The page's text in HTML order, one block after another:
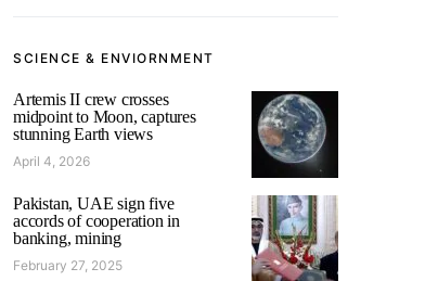
SCIENCE & ENVIORNMENT
Artemis II crew crosses
midpoint to Moon, captures
stunning Earth views
April 4, 2026
Pakistan, UAE sign five
accords of cooperation in
banking, mining
February 27, 2025